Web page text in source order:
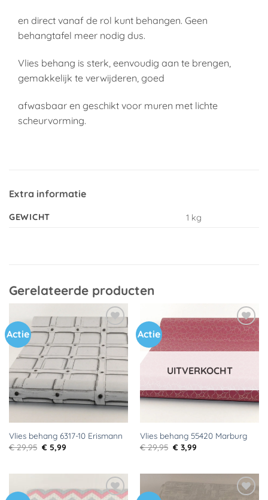
en direct vanaf de rol kunt behangen. Geen
behangtafel meer nodig dus.
Vlies behang is sterk, eenvoudig aan te brengen,
gemakkelijk te verwijderen, goed
afwasbaar en geschikt voor muren met lichte
scheurvorming.
Extra informatie
GEWICHT 1 kg
Gerelateerde producten
Actie
Toevoegen
aan
verlanglijst
Vlies behang 6317-10 Erismann
€29,95 Oorspronkelijke
prijs
€ 5,99Huidige
Actie
Toevoegen
aan
verlanglijst
UITVERKOCHT
Vlies behang 55420 Marburg
€29,95 Oorspronkelijke
prijs
€ 3,99Huidige